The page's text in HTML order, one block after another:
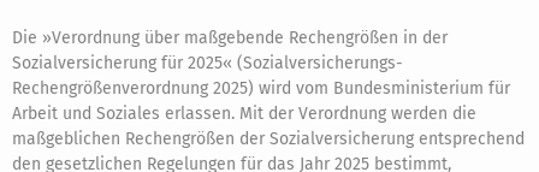
Die »Verordnung über maßgebende Rechengrößen in der
Sozialversicherung für 2025« (Sozialversicherungs-
Rechengrößenverordnung 2025) wird vom Bundesministerium für
Arbeit und Soziales erlassen. Mit der Verordnung werden die
maßgeblichen Rechengrößen der Sozialversicherung entsprechend
den gesetzlichen Regelungen für das Jahr 2025 bestimmt,